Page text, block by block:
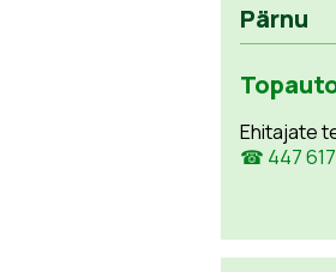
Pärnu
Ehitajate
☎ 447